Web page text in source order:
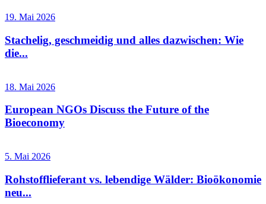
19. Mai 2026
Stachelig, geschmeidig und alles dazwischen: Wie
die...
18. Mai 2026
European NGOs Discuss the Future of the
Bioeconomy
5. Mai 2026
Rohstofflieferant vs. lebendige Wälder: Bioökonomie
neu...